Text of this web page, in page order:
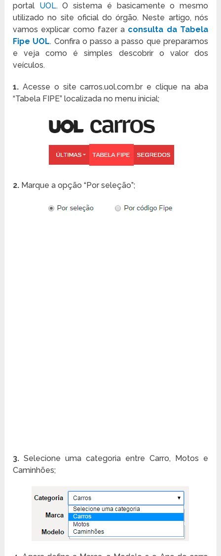
portal UOL. O sistema é basicamente o mesmo
utilizado no site oficial do órgão. Neste artigo, nós
vamos explicar como fazer a consulta da Tabela
Fipe UOL. Confira o passo a passo que preparamos
e veja como é simples descobrir o valor dos
veículos.
1. Acesse o site carros.uol.com.br e clique na aba
“Tabela FIPE” localizada no menu inicial;
2. Marque a opção “Por seleção”;
3.Selecione uma categoria entre Carro, Motos e
Caminhões;